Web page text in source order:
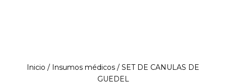
Inicio / Insumos médicos / SET DE CANULAS DE
GUEDEL